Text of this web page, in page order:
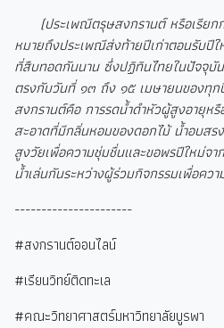
(ประเพณีตรุษสงกรานต์ หรือเรียกกั
หมายถึงประเพณีส่งท้ายปีเก่าตอนรับปี
ที่สืบทอดกันนาน ซึ่งปฏิทินไทยในปัจจุบั
ตรงกับวันที่ ๑๓ ถึง ๑๕ เมษายนของทุก
สงกรานต์คือ การรดน้ำดำหัวผู้สูงอายุห
สะอาดที่มีกลิ่นหอมของดอกไม้ น้ำอบส
สูงวัยเพื่อความชุ่มชื่นและขอพรปีใหม่จ
น้ำเล่นกันระหว่างผู้ร่วมกิจกรรมเพื่อคว
----------------------
#สงกรานต์ออนไลน์
#เรียนวิทย์ติดทะเล
#คณะวิทยาศาสตร์มหาวิทยาลัยบูรพา